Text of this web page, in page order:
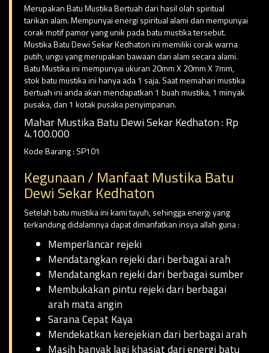
Merupakan Batu Mustika Bertuah dari hasil olah spiritual
tarikan alam. Mempunyai energi spiritual alami dan mempunyai
corak motif pamor yang unik pada batu mustika tersebut.
Mustika Batu Dewi Sekar Kedhaton ini memiliki corak warna
putih, ungu yang merupakan bawaan dari alam secara alami.
Batu Mustika ini mempunyai ukuran 20mm X 20mm X 7mm,
stok batu mustika ini hanya ada 1 saja. Saat memahari mustika
bertuah ini anda akan mendapatkan 1 buah mustika, 1 minyak
pusaka, dan 1 kotak pusaka penyimpanan.
Mahar Mustika Batu Dewi Sekar Kedhaton : Rp
4.100.000
Kode Barang : SP101
Kegunaan / Manfaat Mustika Batu
Dewi Sekar Kedhaton
Setelah batu mustika ini kami tayuh, sehingga energi yang
terkandung didalamnya dapat dimanfatkan insya allah guna :
Memperlancar rejeki
Mendatangkan rejeki dari berbagai arah
Mendatangkan rejeki dari berbagai sumber
Membukakan pintu rejeki dari berbagai
arah mata angin
Sarana Cepat Kaya
Mendekatkan kerejekian dari berbagai arah
Masih banyak lagi khasiat dari energi batu